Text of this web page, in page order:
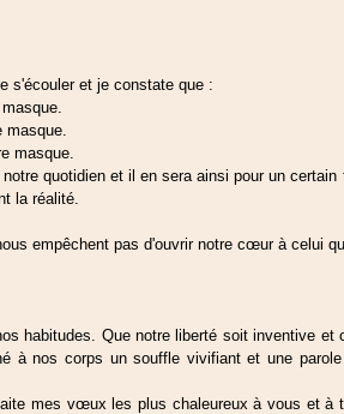
s'écouler et je constate que :
masque.
masque.
quotidien et il en sera ainsi pour un
la réalité.
empêchent pas d'ouvrir notre cœur à celui
habitudes. Que notre liberté soit inventive et
à nos corps un souffle vivifiant et une
mes vœux les plus chaleureux à vous et à